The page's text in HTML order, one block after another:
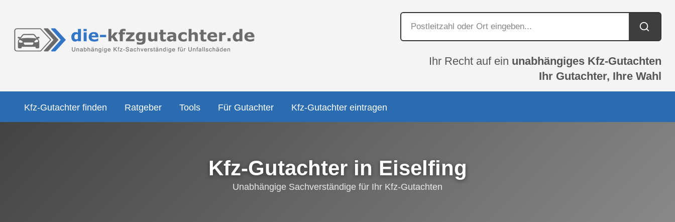
Ihr Recht auf ein unabhängiges Kfz-Gutachten
Ihr Gutachter, Ihre Wahl
Kfz-Gutachter finden Ratgeber Tools Für Gutachter Kfz-Gutachter eintragen
Kfz-Gutachter in Eiselfing
Unabhängige Sachverständige für Ihr Kfz-Gutachten